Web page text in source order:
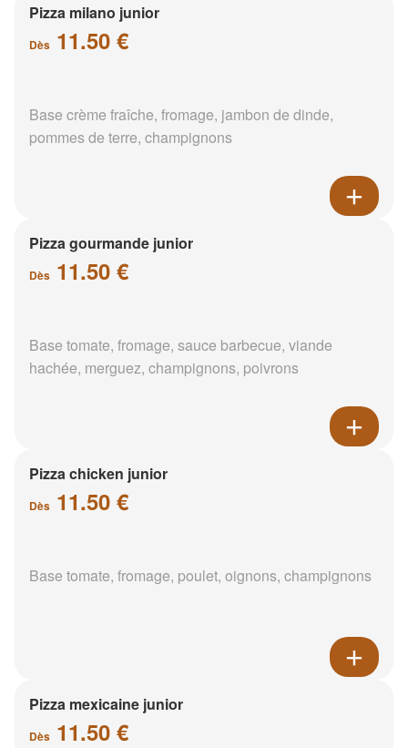
Pizza milano junior
Dès 11.50 €
Base crème fraîche, fromage, jambon de dinde,
pommes de terre, champignons
Pizza gourmande junior
Dès 11.50 €
Base tomate, fromage, sauce barbecue, viande
hachée, merguez, champignons, poivrons
Pizza chicken junior
Dès 11.50 €
Base tomate, fromage, poulet, oignons, champignons
Pizza mexicaine junior
Dès 11.50 €